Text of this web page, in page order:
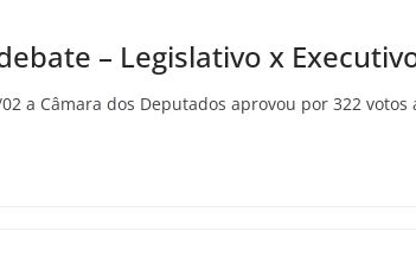
– Legislativo x
a Câmara dos Deputados aprovou por 322 votos